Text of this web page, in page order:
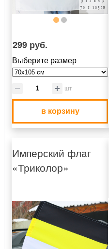
299 руб.
Выберите размер
шт
в корзину
Имперский флаг
«Триколор»